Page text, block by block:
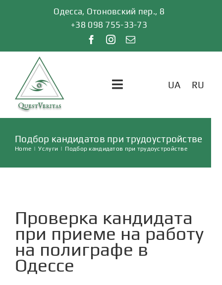
Одесса, Отоновский пер., 8
+38 098 755-33-73
Toggle
СТАТЬИ
КОНТАКТЫ
UA RU
Подбор кандидатов при трудоустройстве
Home | Услуги | Подбор кандидатов при трудоустройстве
Проверка кандидата
при приеме на работу
на полиграфе в
Одессе